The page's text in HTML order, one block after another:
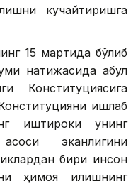
кучайтиришга
15 мартида бўлиб
натижасида қабул
Конституциясига
ишлаб
иштироки унинг
эканлигини
бири инсон
ҳимоя қилишнинг